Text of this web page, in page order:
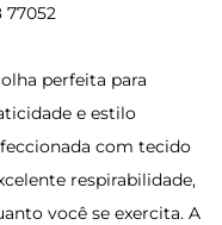
77052
perfeita para
e estilo
com tecido
respirabilidade,
você se exercita. A